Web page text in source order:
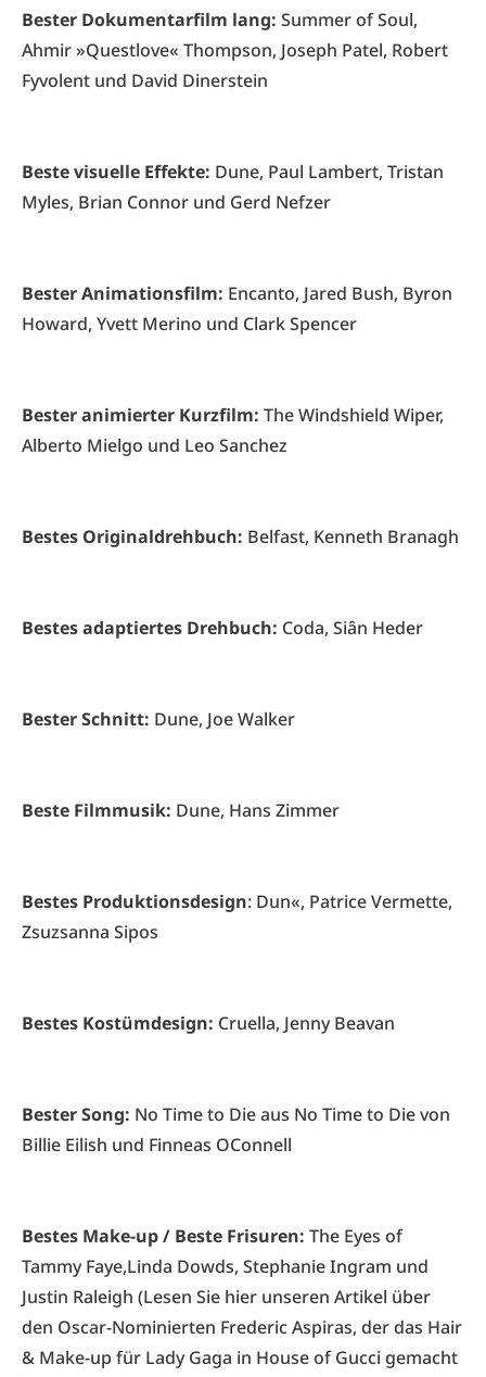
Bester Dokumentarfilm lang: Summer of Soul,
Ahmir »Questlove« Thompson, Joseph Patel, Robert
Fyvolent und David Dinerstein
Beste visuelle Effekte: Dune, Paul Lambert, Tristan
Myles, Brian Connor und Gerd Nefzer
Bester Animationsfilm: Encanto, Jared Bush, Byron
Howard, Yvett Merino und Clark Spencer
Bester animierter Kurzfilm: The Windshield Wiper,
Alberto Mielgo und Leo Sanchez
Bestes Originaldrehbuch: Belfast, Kenneth Branagh
Bestes adaptiertes Drehbuch: Coda, Siân Heder
Bester Schnitt: Dune, Joe Walker
Beste Filmmusik: Dune, Hans Zimmer
Bestes Produktionsdesign: Dun«, Patrice Vermette,
Zsuzsanna Sipos
Bestes Kostümdesign: Cruella, Jenny Beavan
Bester Song: No Time to Die aus No Time to Die von
Billie Eilish und Finneas OConnell
Bestes Make-up / Beste Frisuren: The Eyes of
Tammy Faye,Linda Dowds, Stephanie Ingram und
Justin Raleigh (Lesen Sie hier unseren Artikel über
den Oscar-Nominierten Frederic Aspiras, der das Hair
& Make-up für Lady Gaga in House of Gucci gemacht